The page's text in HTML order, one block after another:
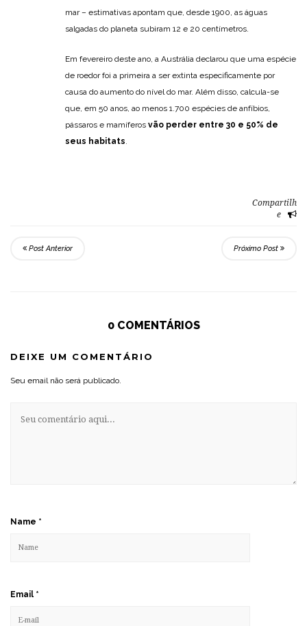
mar – estimativas apontam que, desde 1900, as águas
salgadas do planeta subiram 12 e 20 centímetros.
Em fevereiro deste ano, a Austrália declarou que uma espécie
de roedor foi a primeira a ser extinta especificamente por
causa do aumento do nível do mar. Além disso, calcula-se
que, em 50 anos, ao menos 1.700 espécies de anfíbios,
pássaros e mamíferos vão perder entre 30 e 50% de
seus habitats.
Compartilh
e
Post Anterior Próximo Post
0 COMENTÁRIOS
DEIXE UM COMENTÁRIO
Seu email não será publicado.
Name *
Email *